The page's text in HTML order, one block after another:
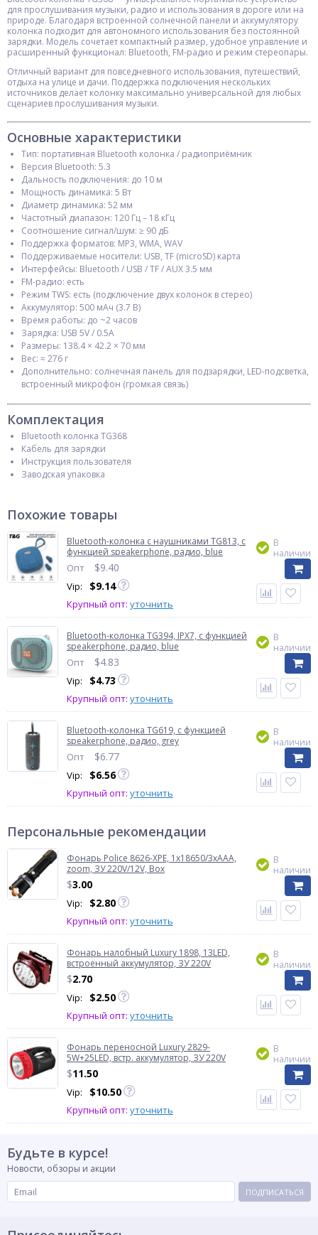
для прослушивания музыки, радио и использования в дороге или на
природе. Благодаря встроенной солнечной панели и аккумулятору
колонка подходит для автономного использования без постоянной
зарядки. Модель сочетает компактный размер, удобное управление и
расширенный функционал: Bluetooth, FM-радио и режим стереопары.
Отличный вариант для повседневного использования, путешествий,
отдыха на улице и дачи. Поддержка подключения нескольких
источников делает колонку максимально универсальной для любых
сценариев прослушивания музыки.
Основные характеристики
Тип: портативная Bluetooth колонка / радиоприёмник
Версия Bluetooth: 5.3
Дальность подключения: до 10 м
Мощность динамика: 5 Вт
Диаметр динамика: 52 мм
Частотный диапазон: 120 Гц – 18 кГц
Соотношение сигнал/шум: ≥ 90 дБ
Поддержка форматов: MP3, WMA, WAV
Поддерживаемые носители: USB, TF (microSD) карта
Интерфейсы: Bluetooth / USB / TF / AUX 3.5 мм
FM-радио: есть
Режим TWS: есть (подключение двух колонок в стерео)
Аккумулятор: 500 мАч (3.7 В)
Время работы: до ~2 часов
Зарядка: USB 5V / 0.5A
Размеры: 138.4 × 42.2 × 70 мм
Вес: ≈ 276 г
Дополнительно: солнечная панель для подзарядки, LED-подсветка,
встроенный микрофон (громкая связь)
Комплектация
Bluetooth колонка TG368
Кабель для зарядки
Инструкция пользователя
Заводская упаковка
Похожие товары
Bluetooth-колонка с наушниками TG813, c
функцией speakerphone, радио, blue
Опт $9.40
Vip: $9.14
Крупный опт: уточнить
В
наличии
Bluetooth-колонка TG394, IPX7, c функцией
speakerphone, радио, blue
Опт $4.83
Vip: $4.73
Крупный опт: уточнить
В
наличии
Bluetooth-колонка TG619, c функцией
speakerphone, радио, grey
Опт $6.77
Vip: $6.56
Крупный опт: уточнить
В
наличии
Персональные рекомендации
Фонарь Police 8626-XPE, 1х18650/3xAAA,
zoom, ЗУ 220V/12V, Box
$3.00
Vip: $2.80
Крупный опт: уточнить
В
наличии
Фонарь налобный Luxury 1898, 13LED,
встроенный аккумулятор, ЗУ 220V
$2.70
Vip: $2.50
Крупный опт: уточнить
В
наличии
Фонарь переносной Luxury 2829-
5W+25LED, встр. аккумулятор, ЗУ 220V
$11.50
Vip: $10.50
Крупный опт: уточнить
В
наличии
Будьте в курсе!
Новости, обзоры и акции
ПОДПИСАТЬСЯ